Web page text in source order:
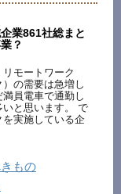
業861社総まと
？
モートワーク
）の需要は急増し
員電車で通勤し
と思います。 で
実施している企
もの